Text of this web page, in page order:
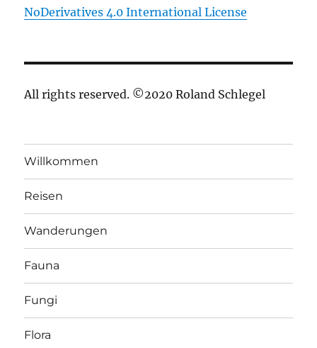
NoDerivatives 4.0 International License
All rights reserved. ©2020 Roland Schlegel
Willkommen
Reisen
Wanderungen
Fauna
Fungi
Flora